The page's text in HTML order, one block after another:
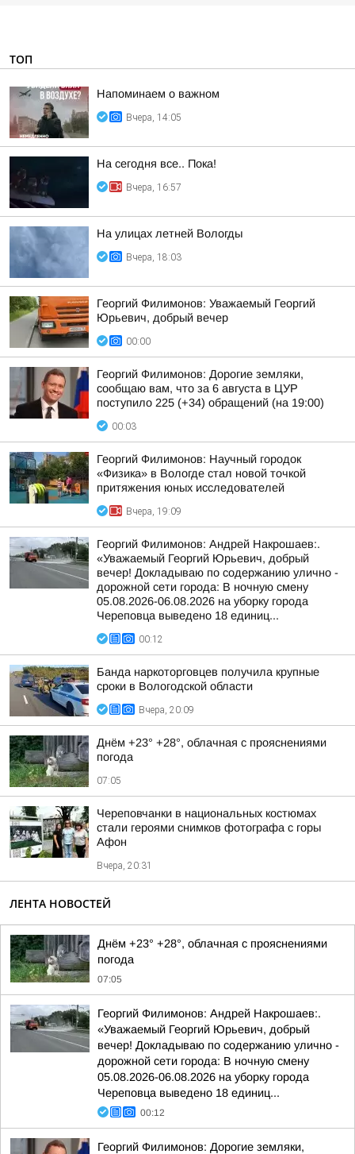
ТОП
Напоминаем о важном
Вчера, 14:05
На сегодня все.. Пока!
Вчера, 16:57
На улицах летней Вологды
Вчера, 18:03
Георгий Филимонов: Уважаемый Георгий
Юрьевич, добрый вечер
00:00
Георгий Филимонов: Дорогие земляки,
сообщаю вам, что за 6 августа в ЦУР
поступило 225 (+34) обращений (на 19:00)
00:03
Георгий Филимонов: Научный городок
«Физика» в Вологде стал новой точкой
притяжения юных исследователей
Вчера, 19:09
Георгий Филимонов: Андрей Накрошаев:.
«Уважаемый Георгий Юрьевич, добрый
вечер! Докладываю по содержанию улично -
дорожной сети города: В ночную смену
05.08.2026-06.08.2026 на уборку города
Череповца выведено 18 единиц...
00:12
Банда наркоторговцев получила крупные
сроки в Вологодской области
Вчера, 20:09
Днём +23° +28°, облачная с прояснениями
погода
07:05
Череповчанки в национальных костюмах
стали героями снимков фотографа с горы
Афон
Вчера, 20:31
ЛЕНТА НОВОСТЕЙ
Днём +23° +28°, облачная с прояснениями
погода
07:05
Георгий Филимонов: Андрей Накрошаев:.
«Уважаемый Георгий Юрьевич, добрый
вечер! Докладываю по содержанию улично -
дорожной сети города: В ночную смену
05.08.2026-06.08.2026 на уборку города
Череповца выведено 18 единиц...
00:12
Георгий Филимонов: Дорогие земляки,